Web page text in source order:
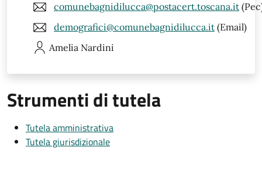
comunebagnidilucca@postacert.toscana.it
demografici@comunebagnidilucca.it (Email)
Amelia Nardini
Strumenti di tutela
Tutela amministrativa
Tutela giurisdizionale